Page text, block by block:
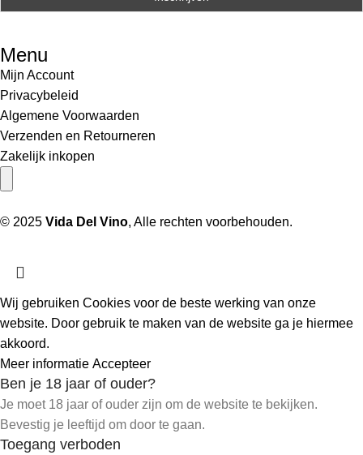
Menu
Mijn Account
Privacybeleid
Algemene Voorwaarden
Verzenden en Retourneren
Zakelijk inkopen
© 2025 Vida Del Vino, Alle rechten voorbehouden.
Wij gebruiken Cookies voor de beste werking van onze
website. Door gebruik te maken van de website ga je hiermee
akkoord.
Meer informatie Accepteer
Ben je 18 jaar of ouder?
Je moet 18 jaar of ouder zijn om de website te bekijken.
Bevestig je leeftijd om door te gaan.
Toegang verboden